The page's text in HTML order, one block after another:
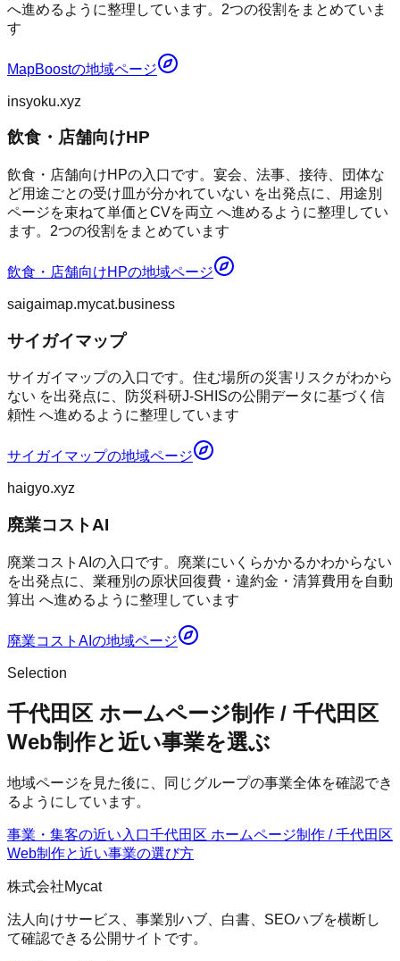
へ進めるように整理しています。2つの役割をまとめていま
す
MapBoostの地域ページ
insyoku.xyz
飲食・店舗向けHP
飲食・店舗向けHPの入口です。宴会、法事、接待、団体な
ど用途ごとの受け皿が分かれていない を出発点に、用途別
ページを束ねて単価とCVを両立 へ進めるように整理してい
ます。2つの役割をまとめています
飲食・店舗向けHPの地域ページ
saigaimap.mycat.business
サイガイマップ
サイガイマップの入口です。住む場所の災害リスクがわから
ない を出発点に、防災科研J-SHISの公開データに基づく信
頼性 へ進めるように整理しています
サイガイマップの地域ページ
haigyo.xyz
廃業コストAI
廃業コストAIの入口です。廃業にいくらかかるかわからない
を出発点に、業種別の原状回復費・違約金・清算費用を自動
算出 へ進めるように整理しています
廃業コストAI の地域ページ
Selection
千代田区 ホームページ制作 / 千代田区
Web制作と近い事業を選ぶ
地域ページを見た後に、同じグループの事業全体を確認でき
るようにしています。
事業・集客の近い入口千代田区 ホームページ制作 / 千代田区
Web制作と近い事業の選び方
株式会社Mycat
法人向けサービス、事業別ハブ、白書、SEOハブを横断し
て確認できる公開サイトです。